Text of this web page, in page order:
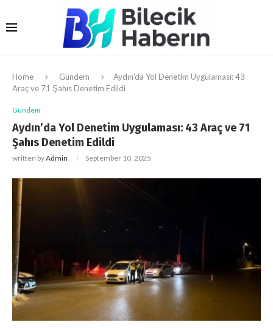
Home Gündem
Aydın’da Yol Denetim Uygulaması: 43
Araç ve 71 Şahıs Denetim Edildi
Gündem
Aydın’da Yol Denetim Uygulaması: 43 Araç ve 71
Şahıs Denetim Edildi
written byAdmin September 10, 2025